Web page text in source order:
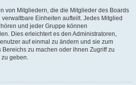
von Mitgliedern, die die Mitglieder des Boards
Einheiten aufteilt. Jedes Mitglied
und jeder Gruppe können
Dies erleichtert es den Administratoren,
auf einmal zu ändern und sie zum
zu machen oder ihnen Zugriff zu
zu geben.